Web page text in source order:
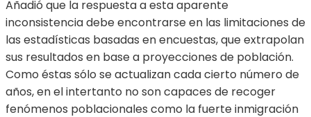
Añadió que la respuesta a esta aparente
inconsistencia debe encontrarse en las limitaciones de
las estadísticas basadas en encuestas, que extrapolan
sus resultados en base a proyecciones de población.
Como éstas sólo se actualizan cada cierto número de
años, en el intertanto no son capaces de recoger
fenómenos poblacionales como la fuerte inmigración